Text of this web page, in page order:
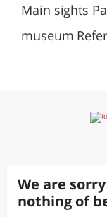
Main sights
museum
We are
nothing of